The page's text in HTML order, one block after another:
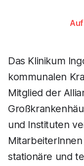
Das Klinikum
kommunalen
Mitglied der
und Instituten
stationäre und